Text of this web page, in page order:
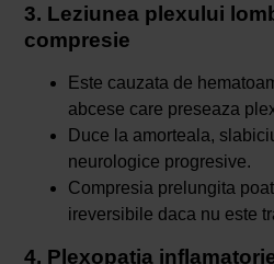
3. Leziunea plexului
compresie
Este cauzata de
abcese care preseaza
Duce la amorteala,
neurologice progresive.
Compresia prelungita
ireversibile daca nu este
4. Plexopatia